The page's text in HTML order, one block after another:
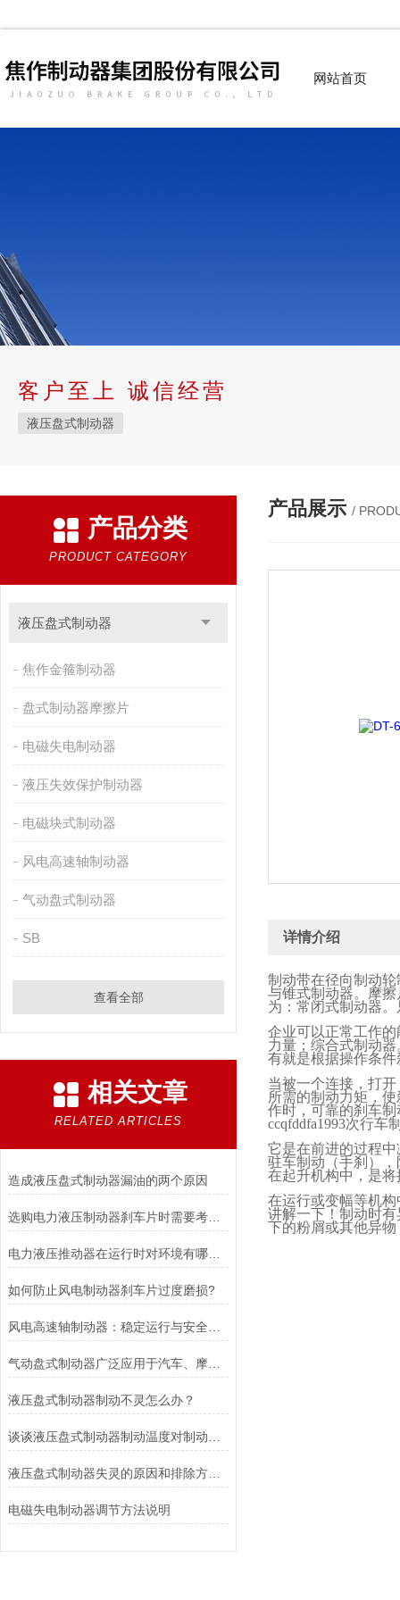
网站首页
客户至上 诚信经营
液压盘式制动器
产品分类
PRODUCT CATEGORY
液压盘式制动器
焦作金箍制动器
盘式制动器摩擦片
电磁失电制动器
液压失效保护制动器
电磁块式制动器
风电高速轴制动器
气动盘式制动器
SB
查看全部
相关文章
RELATED ARTICLES
造成液压盘式制动器漏油的两个原因
选购电力液压制动器刹车片时需要考虑的问题有哪些？
电力液压推动器在运行时对环境有哪些要求？
如何防止风电制动器刹车片过度磨损?
气动盘式制动器广泛应用于汽车、摩托车和自行车等交通工具中
液压盘式制动器制动不灵怎么办？
液压盘式制动器失灵的原因和排除方法介绍
电磁失电制动器调节方法说明
产品展示 /
详情介绍
制动带在径向制动
与锥式制动器。摩
为：常闭式制动器
企业可以正常工作
力量；综合式制动
有就是根据操作条
当被一个连接，打
所需的制动力矩，
作时，可靠的刹车
ccqfddfa1993次行车
它是在前进的过程
驻车制动（手刹）
在起升机构中，是
在运行或变幅等机
讲解一下！制动时
下的粉屑或其他异